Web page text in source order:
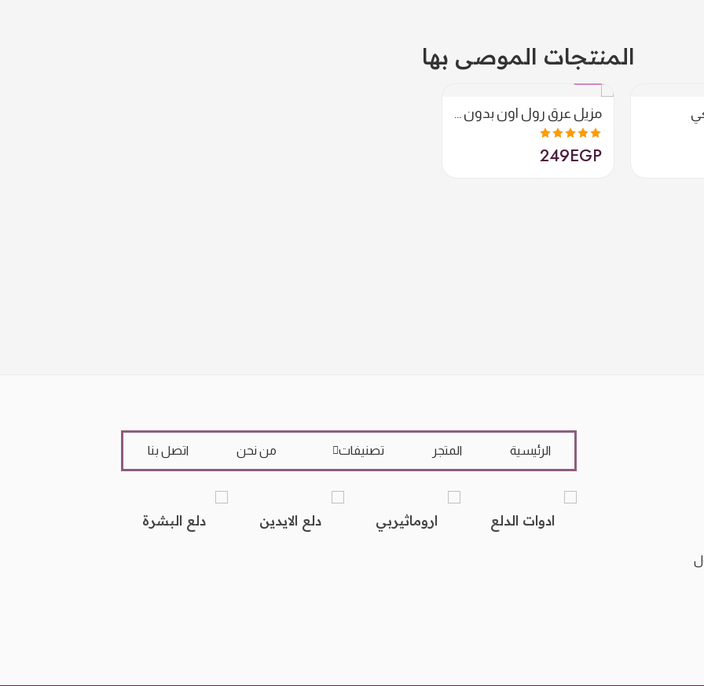
المنتجات الموصى بها
مزيل عرق رول اون بدون رائحة
تم التقييم
5.00من 5249EGP
الرئيسية المتجر تصنيفات من نحن اتصل بنا
ادوات الدلع اروماثيربي دلع الايدين دلع البشرة